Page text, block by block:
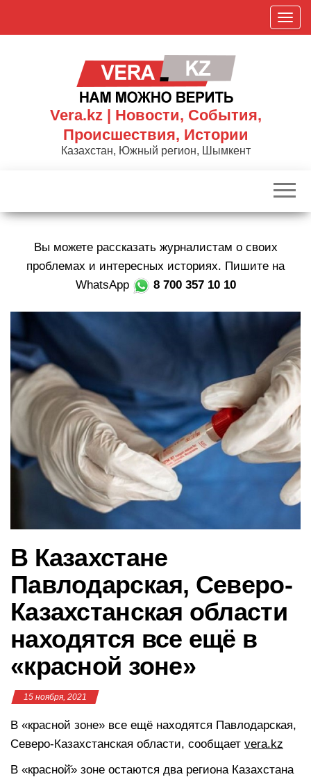
П
о
к
р
и
а
ц
и
ю
Vera.kz | Новости, События,
Происшествия, Истории
Казахстан, Южный регион, Шымкент
Вы можете рассказать журналистам о своих
проблемах и интересных историях. Пишите на
WhatsApp
8 700 357 10 10
В Казахстане
Павлодарская, Северо-
Казахстанская области
находятся все ещё в
«красной зоне»
15 ноября, 2021
В «красной зоне» все ещё находятся Павлодарская,
Северо-Казахстанская области, сообщает vera.kz
В «красной̆» зоне остаются два региона Казахстана